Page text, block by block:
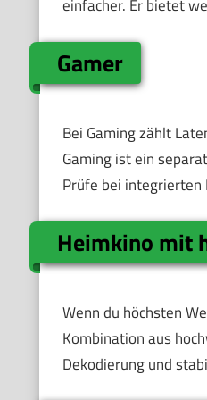
einfacher. Er bietet
Gamer
Bei Gaming zählt
Gaming ist ein
Prüfe bei integrierten
Heimkino mit
Wenn du höchsten
Kombination aus
Dekodierung und